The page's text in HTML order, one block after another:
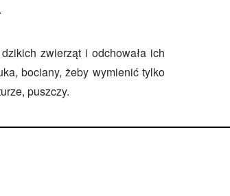
zwierząt i odchowała ich
bociany, żeby wymienić tylko
puszczy.